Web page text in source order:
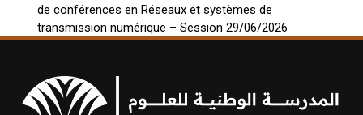
de conférences en Réseaux et systèmes de
transmission numérique – Session 29/06/2026